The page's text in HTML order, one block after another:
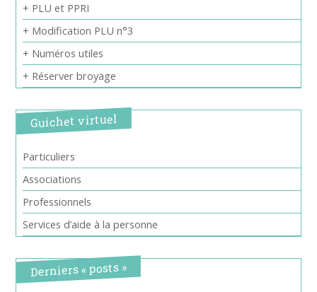
+ PLU et PPRI
+ Modification PLU n°3
+ Numéros utiles
+ Réserver broyage
Guichet virtuel
Particuliers
Associations
Professionnels
Services d’aide à la personne
Derniers « posts »